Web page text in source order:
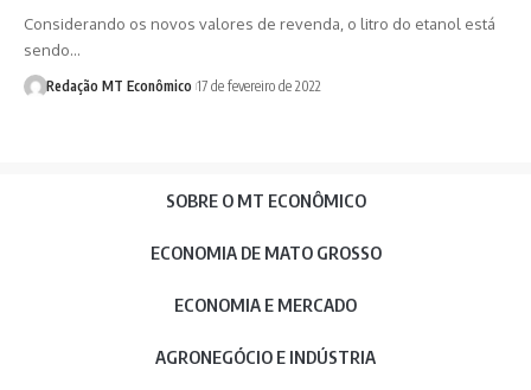
Considerando os novos valores de revenda, o litro do etanol está
sendo…
Redação MT Econômico 17 de fevereiro de 2022
SOBRE O MT ECONÔMICO
ECONOMIA DE MATO GROSSO
ECONOMIA E MERCADO
AGRONEGÓCIO E INDÚSTRIA